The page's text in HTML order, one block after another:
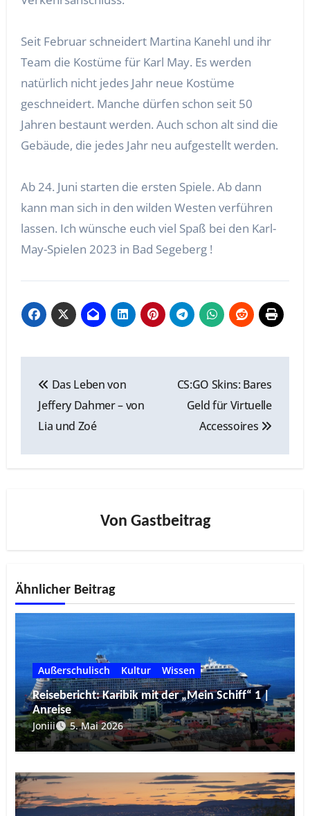
Seit Februar schneidert Martina Kanehl und ihr
Team die Kostüme für Karl May. Es werden
natürlich nicht jedes Jahr neue Kostüme
geschneidert. Manche dürfen schon seit 50
Jahren bestaunt werden. Auch schon alt sind die
Gebäude, die jedes Jahr neu aufgestellt werden.
Ab 24. Juni starten die ersten Spiele. Ab dann
kann man sich in den wilden Westen verführen
lassen. Ich wünsche euch viel Spaß bei den Karl-
May-Spielen 2023 in Bad Segeberg !
Das Leben von
Jeffery Dahmer – von
Lia und Zoé
CS:GO Skins: Bares
Geld für Virtuelle
Accessoires
Von Gastbeitrag
Ähnlicher Beitrag
Außerschulisch Kultur
Wissen
Reisebericht: Karibik mit der „Mein Schiff“ 1 |
Anreise
Joniii
5. Mai 2026